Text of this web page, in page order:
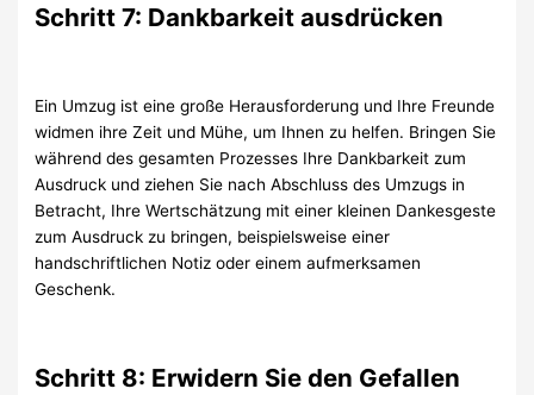
Schritt 7: Dankbarkeit ausdrücken
Ein Umzug ist eine große Herausforderung und Ihre Freunde
widmen ihre Zeit und Mühe, um Ihnen zu helfen. Bringen Sie
während des gesamten Prozesses Ihre Dankbarkeit zum
Ausdruck und ziehen Sie nach Abschluss des Umzugs in
Betracht, Ihre Wertschätzung mit einer kleinen Dankesgeste
zum Ausdruck zu bringen, beispielsweise einer
handschriftlichen Notiz oder einem aufmerksamen
Geschenk.
Schritt 8: Erwidern Sie den Gefallen